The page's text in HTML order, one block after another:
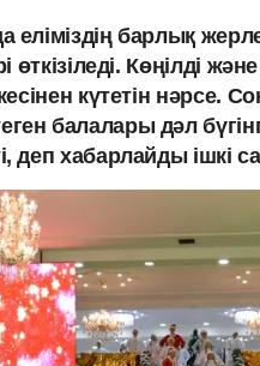
барлық
өткізіледі. Көңілді
күтетін нәрсе.
балалары дәл
деп хабарлайды ішкі